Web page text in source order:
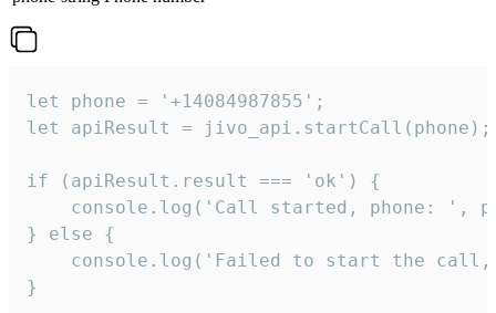
let phone = '+14084987855';
let apiResult = jivo_api.startCall(phone);
if (apiResult.result === 'ok') {
console.log('Call started, phone: ',
} else {
console.log('Failed to start the
}